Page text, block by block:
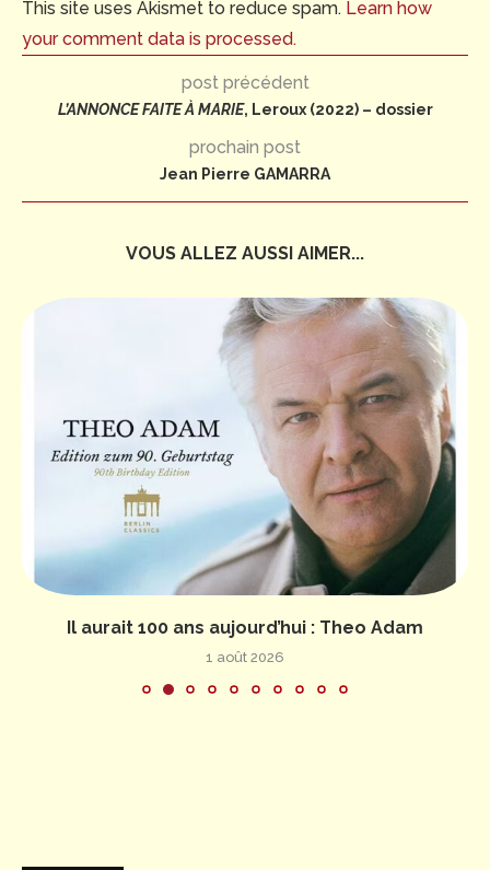
This site uses Akismet to reduce spam. Learn how
your comment data is processed.
post précédent
L’ANNONCE FAITE À MARIE, Leroux (2022) – dossier
prochain post
Jean Pierre GAMARRA
VOUS ALLEZ AUSSI AIMER...
Il aurait 100 ans aujourd’hui : Theo Adam
1 août 2026